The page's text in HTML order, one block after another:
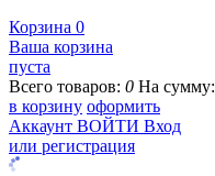
Корзина 0
Ваша корзина
пуста
Всего товаров: 0 На сумму:
в корзину оформить
Аккаунт ВОЙТИ Вход
или регистрация